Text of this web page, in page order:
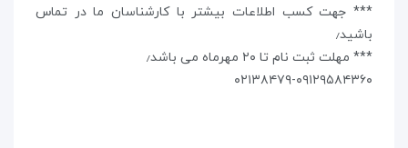
*** جهت کسب اطلاعات بيشتر با کارشناسان ما در تماس
باشيد٫
*** مهلت ثبت نام تا ۲۰ مهرماه می باشد٫
۰۲۱۳۸۴۷۹-۰۹۱۲۹۵۸۴۳۶۰